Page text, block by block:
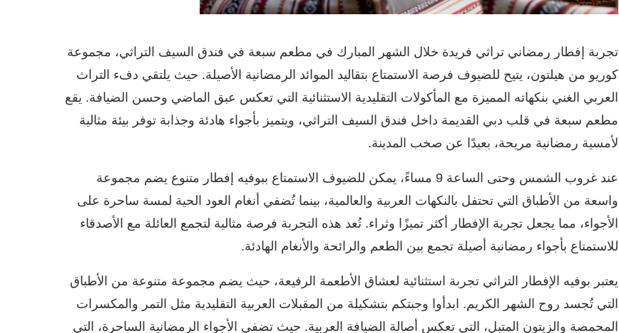
تجربة إفطار رمضاني تراثي فريدة خلال الشهر المبارك في مطعم سبعة في فندق السيف التراثي، مجموعة
كوريو من هيلتون، يتيح للضيوف فرصة الاستمتاع بتقاليد الموائد الرمضانية الأصيلة. حيث يلتقي دفء التراث
العربي الغني بنكهاته المميزة مع المأكولات التقليدية الاستثنائية التي تعكس عبق الماضي وحسن الضيافة. يقع
مطعم سبعة في قلب دبي القديمة داخل فندق السيف التراثي، ويتميز بأجواء هادئة وجذابة توفر بيئة مثالية
لأمسية رمضانية مريحة، بعيدًا عن صخب المدينة.
عند غروب الشمس وحتى الساعة 9 مساءً، يمكن للضيوف الاستمتاع ببوفيه إفطار متنوع يضم مجموعة
واسعة من الأطباق التي تحتفل بالنكهات العربية والعالمية، بينما تُضفي أنغام العود الحية لمسة ساحرة على
الأجواء، مما يجعل تجربة الإفطار أكثر تميزًا وثراء. تُعد هذه التجربة فرصة مثالية لتجمع العائلة مع الأصدقاء
للاستمتاع بأجواء رمضانية أصيلة تجمع بين الطعم والرائحة والأنغام الهادئة.
يعتبر بوفيه الإفطار التراثي تجربة استثنائية لعشاق الأطعمة الرفيعة، حيث يضم مجموعة متنوعة من الأطباق
التي تُجسد روح الشهر الكريم. ابدأوا وجبتكم بتشكيلة من المقبلات العربية التقليدية مثل التمر والمكسرات
المحمصة والزيتون المتبل، التي تعكس أصالة الضيافة العربية. حيث تضفي الأجواء الرمضانية الساحرة، التي